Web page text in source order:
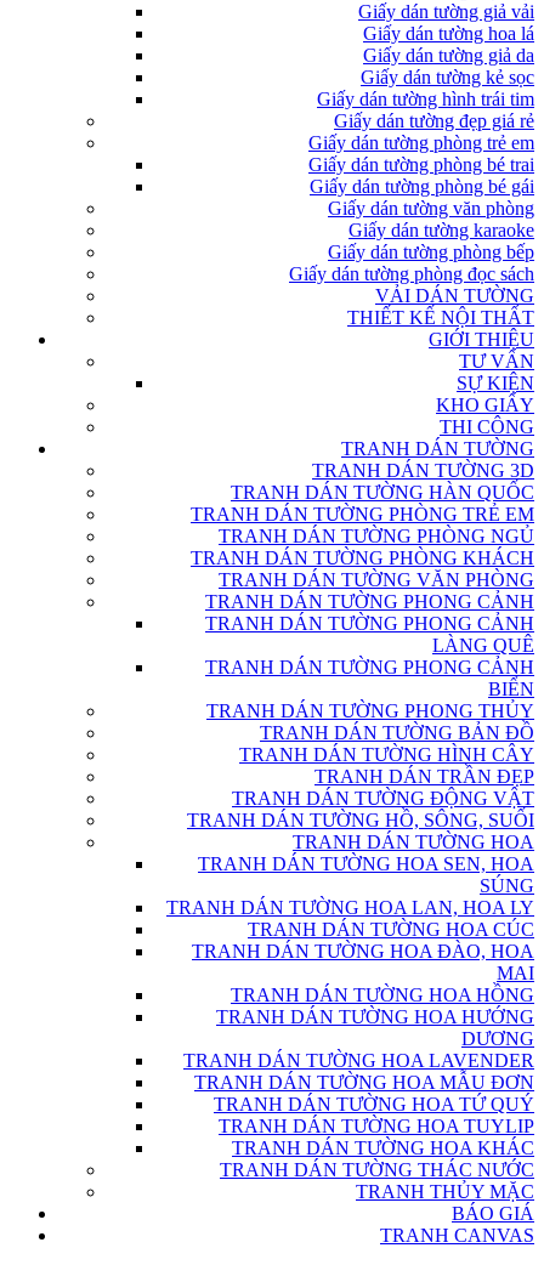
Giấy dán tường giả vải
Giấy dán tường hoa lá
Giấy dán tường giả da
Giấy dán tường kẻ sọc
Giấy dán tường hình trái tim
Giấy dán tường đẹp giá rẻ
Giấy dán tường phòng trẻ em
Giấy dán tường phòng bé trai
Giấy dán tường phòng bé gái
Giấy dán tường văn phòng
Giấy dán tường karaoke
Giấy dán tường phòng bếp
Giấy dán tường phòng đọc sách
VẢI DÁN TƯỜNG
THIẾT KẾ NỘI THẤT
GIỚI THIỆU
TƯ VẤN
SỰ KIỆN
KHO GIẤY
THI CÔNG
TRANH DÁN TƯỜNG
TRANH DÁN TƯỜNG 3D
TRANH DÁN TƯỜNG HÀN QUỐC
TRANH DÁN TƯỜNG PHÒNG TRẺ EM
TRANH DÁN TƯỜNG PHÒNG NGỦ
TRANH DÁN TƯỜNG PHÒNG KHÁCH
TRANH DÁN TƯỜNG VĂN PHÒNG
TRANH DÁN TƯỜNG PHONG CẢNH
TRANH DÁN TƯỜNG PHONG CẢNH
LÀNG QUÊ
TRANH DÁN TƯỜNG PHONG CẢNH
BIỂN
TRANH DÁN TƯỜNG PHONG THỦY
TRANH DÁN TƯỜNG BẢN ĐỒ
TRANH DÁN TƯỜNG HÌNH CÂY
TRANH DÁN TRẦN ĐẸP
TRANH DÁN TƯỜNG ĐỘNG VẬT
TRANH DÁN TƯỜNG HỒ, SÔNG, SUỐI
TRANH DÁN TƯỜNG HOA
TRANH DÁN TƯỜNG HOA SEN, HOA
SÚNG
TRANH DÁN TƯỜNG HOA LAN, HOA LY
TRANH DÁN TƯỜNG HOA CÚC
TRANH DÁN TƯỜNG HOA ĐÀO, HOA
MAI
TRANH DÁN TƯỜNG HOA HỒNG
TRANH DÁN TƯỜNG HOA HƯỚNG
DƯƠNG
TRANH DÁN TƯỜNG HOA LAVENDER
TRANH DÁN TƯỜNG HOA MẪU ĐƠN
TRANH DÁN TƯỜNG HOA TỨ QUÝ
TRANH DÁN TƯỜNG HOA TUYLIP
TRANH DÁN TƯỜNG HOA KHÁC
TRANH DÁN TƯỜNG THÁC NƯỚC
TRANH THỦY MẶC
BÁO GIÁ
TRANH CANVAS